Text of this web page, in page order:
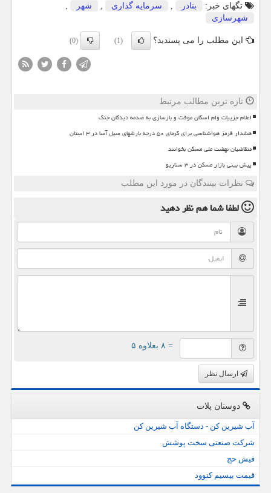
تگهای خبر:
بنادر سرمایه گذاری شهر
شهرسازی
این مطلب را می پسندید؟ (1)
(0)
تازه ترین مطالب مرتبط
اعلام جزییات وام اسکان موقت و بازسازی به صدمه دیدگان جنگ
هشدار قرمز هواشناسی برای گرمای ۵۰ درجه بارشهای سیل آسا در ۳ استان
متقاضیان نهضت ملی مسکن بخوانند
پیش بینی بازار مسکن در ۳ سناریو
نظرات بینندگان در مورد این مطلب
لطفا شما همنظر دهید
= ۸ بعلاوه ۵
ارسال نظر
دوستان پلات
آب شیرین کن - دستگاه آب شیرین کن
شرکت صنعتی سخت پوشش
فیش حج
قیمت بیسیم کنوود